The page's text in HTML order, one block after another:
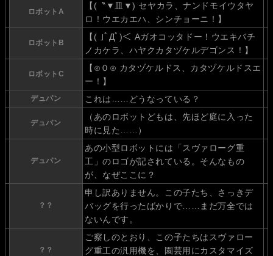
ロボットA
【(〝▼皿▼) セヤカラ、ナンドモイウタヤ
ロ！ウエカエハ、シンチョーニ！】
ロボットB
【( ｣ﾟДﾟ)＜ Aガオコッタドー！ウエキバチ
ノカケラ、ハヤクカタヅケルデゴンス！】
ロボットC
【⊙０⊙ カタヅケルドス、カタヅケルドスエ
ー！】
デュパン これは……どうなっている？
デュパン
（あのロボットどもは、先ほど庭に入った
時に見た……）
デュパン
あの小型ロボットには「スヴァローグ重
工」のロゴが記されている。そんなもの
が、なぜここに？
？？
申し訳ありません。この子たち、さっきデ
バッグを行ったばかりで……まだ万全では
ないんです。
？？
ご察しのとおり、この子たちはスヴァロー
グ重工の汎用機を、園芸用にカスタマイズ